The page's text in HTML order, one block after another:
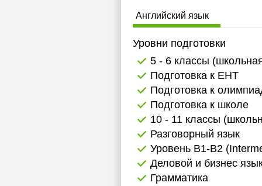
Английский язык
Уровни подготовки
5 - 6 классы
Подготовка к ЕНТ
Подготовка к
Подготовка к школе
10 - 11 классы
Разговорный язык
Уровень B1-B2
Деловой и бизнес
Грамматика